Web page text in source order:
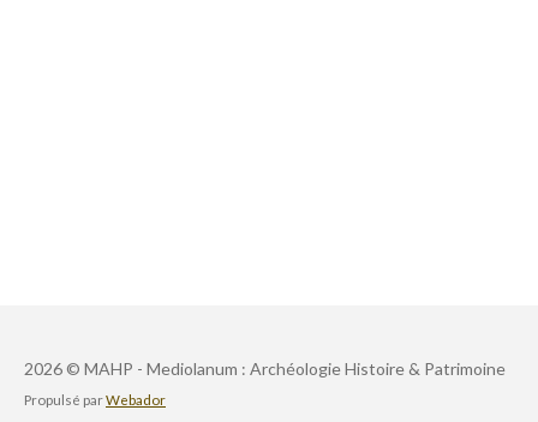
2026 © MAHP - Mediolanum : Archéologie Histoire & Patrimoine
Propulsé parWebador